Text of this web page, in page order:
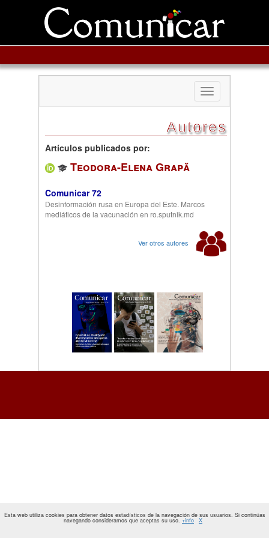
Toggle
navigation
Autores
Artículos publicados por:
Teodora-Elena Grapă
Comunicar 72
Desinformación rusa en Europa del Este. Marcos
mediáticos de la vacunación en ro.sputnik.md
Ver otros autores
Esta web utiliza cookies para obtener datos estadísticos de la navegación de sus usuarios. Si continúas
navegando consideramos que aceptas su uso. +info X